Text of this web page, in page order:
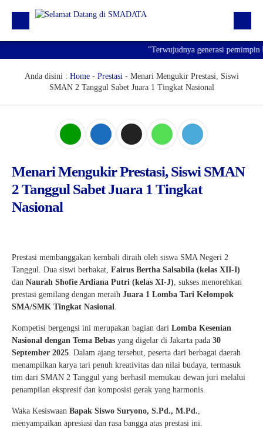
Profil
"Terwujudnya generasi pemimpin
Anda disini : Home- Prestasi- Menari Mengukir Prestasi, Siswi
SMAN 2 Tanggul Sabet Juara 1 Tingkat Nasional
Menari Mengukir Prestasi, Siswi SMAN
2 Tanggul Sabet Juara 1 Tingkat
Nasional
Prestasi membanggakan kembali diraih oleh siswa SMA Negeri 2
Tanggul. Dua siswi berbakat, Fairus Bertha Salsabila (kelas XII-I)
dan Naurah Shofie Ardiana Putri (kelas XI-J), sukses menorehkan
prestasi gemilang dengan meraih Juara 1 Lomba Tari Kelompok
SMA/SMK Tingkat Nasional.
Kompetisi bergengsi ini merupakan bagian dari Lomba Kesenian
Nasional dengan Tema Bebas yang digelar di Jakarta pada 30
September 2025. Dalam ajang tersebut, peserta dari berbagai daerah
menampilkan karya tari penuh kreativitas dan nilai budaya, termasuk
tim dari SMAN 2 Tanggul yang berhasil memukau dewan juri melalui
penampilan ekspresif dan komposisi gerak yang harmonis.
Waka Kesiswaan Bapak Siswo Suryono, S.Pd., M.Pd.,
menyampaikan apresiasi dan rasa bangga atas prestasi ini.